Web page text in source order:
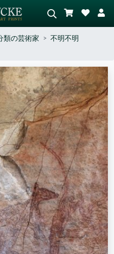
シーンを説明してください – 例：
緑の草原、赤の多い抽象画、暗い
油絵、木のそばの立ち姿のヌー
ド。
類の芸術家
不明不明